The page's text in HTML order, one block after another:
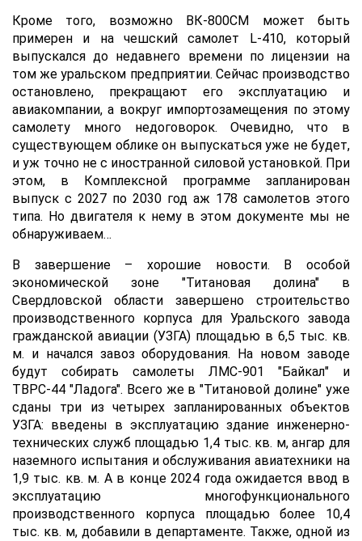
Кроме того, возможно ВК‑800СМ может быть
примерен и на чешский самолет L-410, который
выпускался до недавнего времени по лицензии на
том же уральском предприятии. Сейчас производство
остановлено, прекращают его эксплуатацию и
авиакомпании, а вокруг импортозамещения по этому
самолету много недоговорок. Очевидно, что в
существующем облике он выпускаться уже не будет,
и уж точно не с иностранной силовой установкой. При
этом, в Комплексной программе запланирован
выпуск с 2027 по 2030 год аж 178 самолетов этого
типа. Но двигателя к нему в этом документе мы не
обнаруживаем…
В завершение – хорошие новости. В особой
экономической зоне "Титановая долина" в
Свердловской области завершено строительство
производственного корпуса для Уральского завода
гражданской авиации (УЗГА) площадью в 6,5 тыс. кв.
м. и начался завоз оборудования. На новом заводе
будут собирать самолеты ЛМС-901 "Байкал" и
ТВРС-44 "Ладога". Всего же в "Титановой долине" уже
сданы три из четырех запланированных объектов
УЗГА: введены в эксплуатацию здание инженерно-
технических служб площадью 1,4 тыс. кв. м, ангар для
наземного испытания и обслуживания авиатехники на
1,9 тыс. кв. м. А в конце 2024 года ожидается ввод в
эксплуатацию многофункционального
производственного корпуса площадью более 10,4
тыс. кв. м, добавили в департаменте. Также, одной из